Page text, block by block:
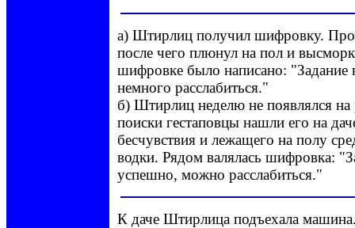
а) Штирлиц получил шифровку.
после чего плюнул на пол и
шифровке было написано:
немного расслабиться."
б) Штирлиц неделю не появлялся на
поиски гестаповцы нашли его на
бесчувствия и лежащего на полу
водки. Рядом валялась шифровка:
успешно, можно расслабиться."
К даче Штирлица подъехала